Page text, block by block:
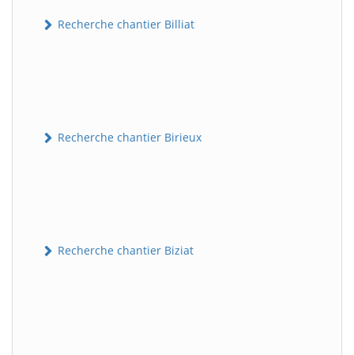
Recherche chantier Billiat
Recherche chantier Birieux
Recherche chantier Biziat